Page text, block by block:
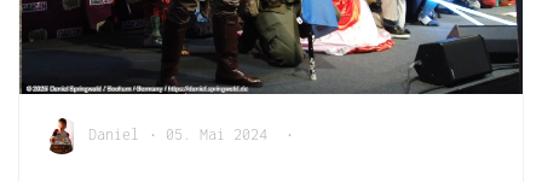
Daniel • 05. Mai 2024 •